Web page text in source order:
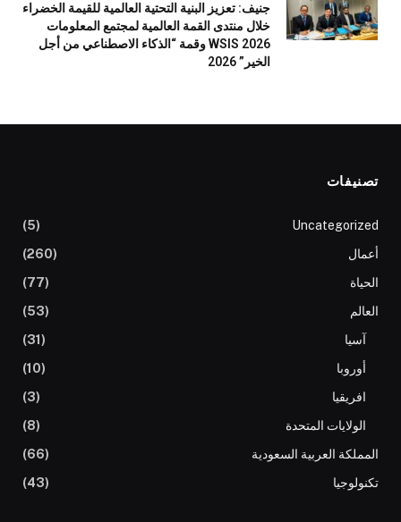
جنيف: تعزيز البنية التحتية العالمية للقيمة الخضراء
خلال منتدى القمة العالمية لمجتمع المعلومات
WSIS 2026 وقمة “الذكاء الاصطناعي من أجل
الخير” 2026
تصنيفات
Uncategorized
(5)
أعمال
(260)
الحياة
(77)
العالم
(53)
آسيا
(31)
أوروبا
(10)
افريقيا
(3)
الولايات المتحدة
(8)
المملكة العربية السعودية
(66)
تكنولوجيا
(43)